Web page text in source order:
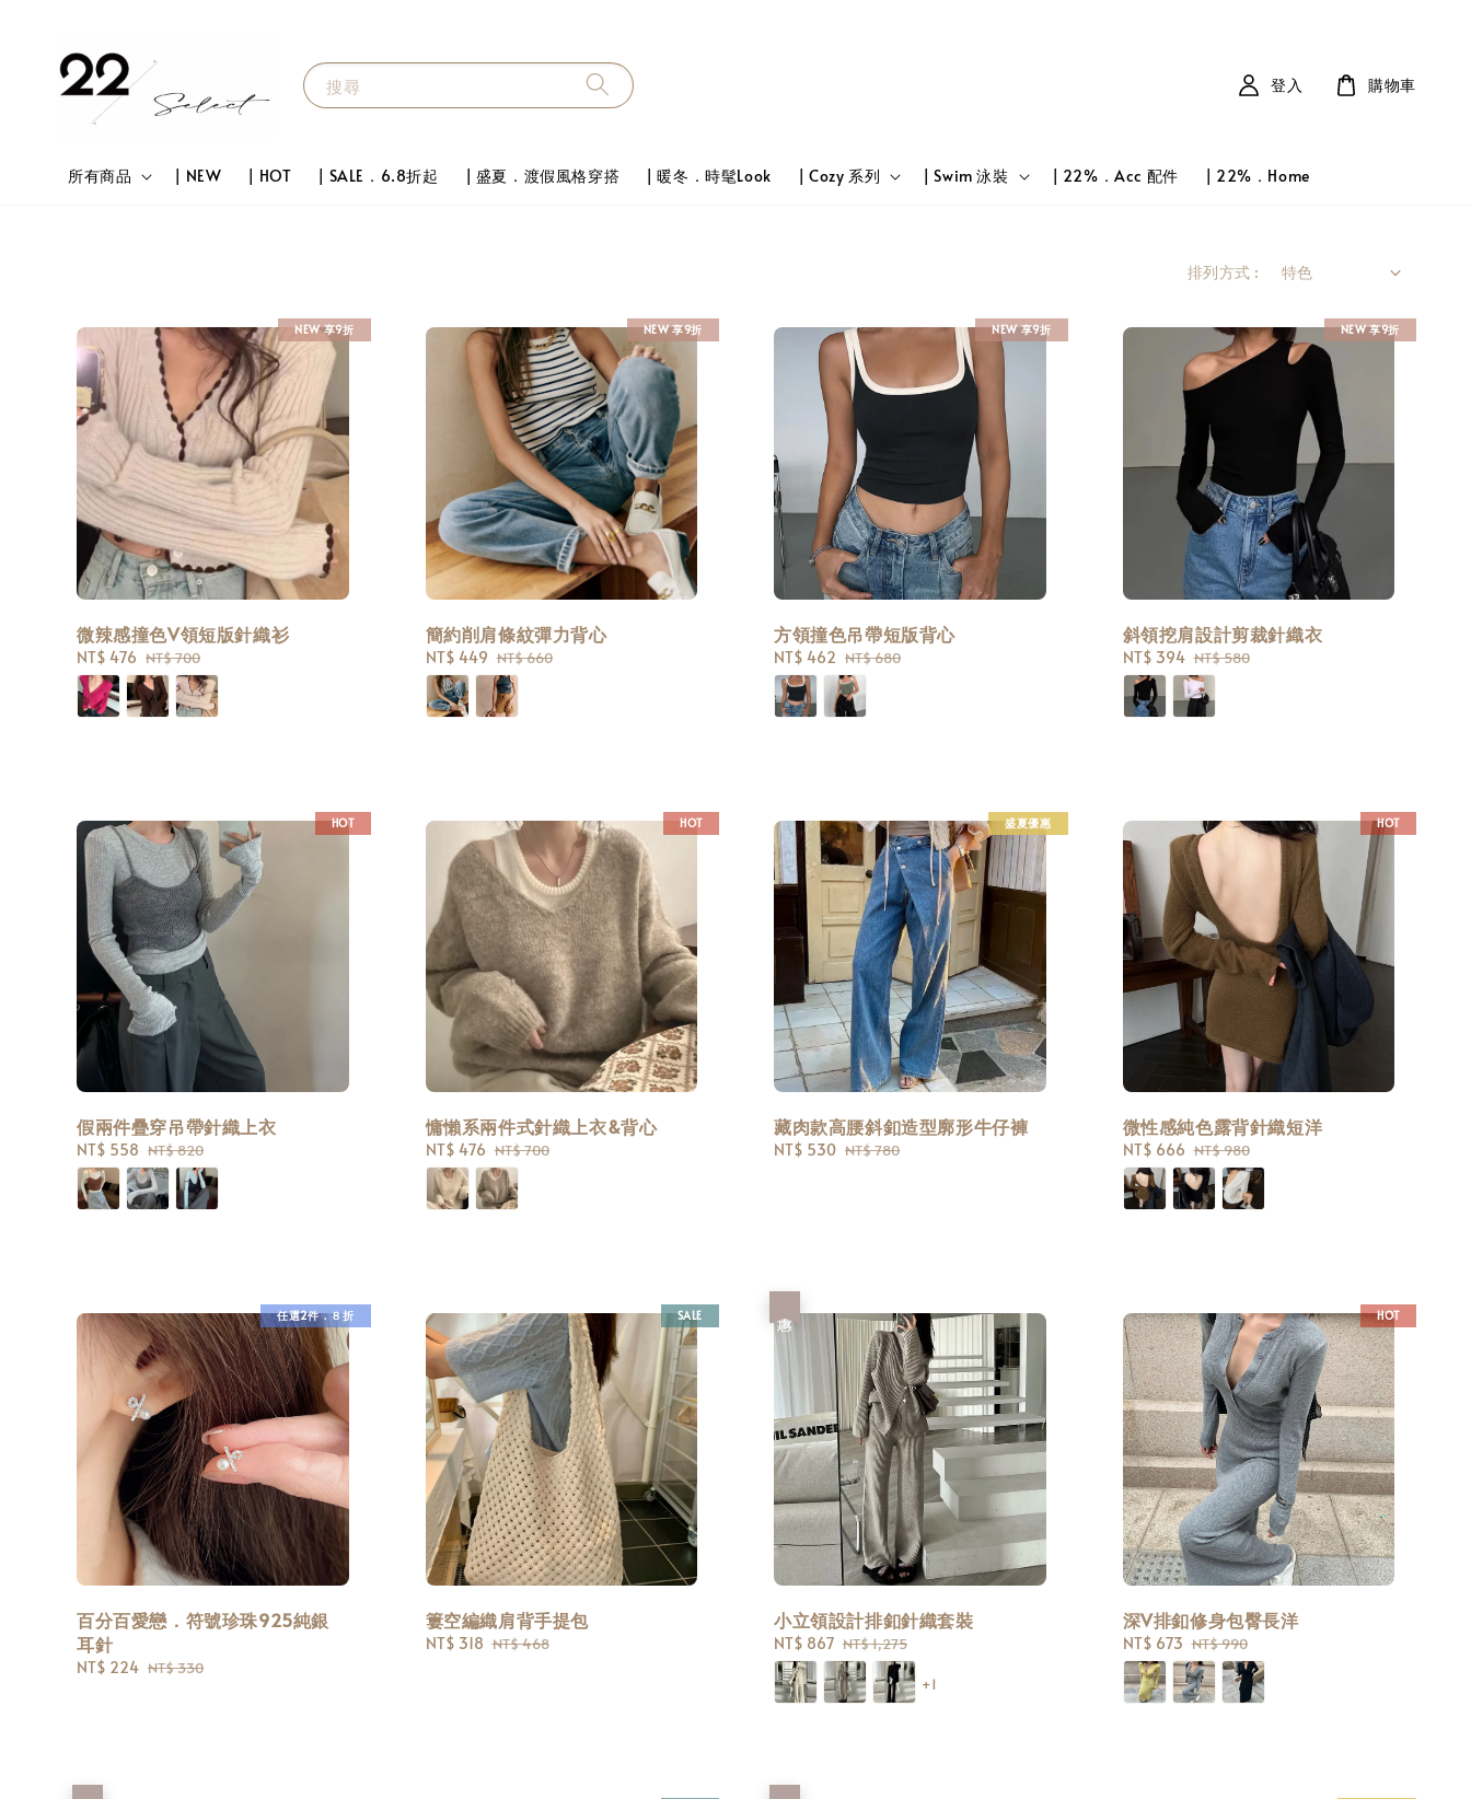
搜尋
所有商品 | NEW | HOT | SALE．6.8折起 | 盛夏．渡假風格穿搭 | 暖冬．時髦Look | Cozy 系列 | Swim 泳裝 | 22%．Acc 配件 | 22%．Home
登入 購物車
排列方式 :
NEW 享9折
微辣感撞色V領短版針織衫
Sale
price
NT$ 476 Regular
price
NT$ 700
NEW 享9折
簡約削肩條紋彈力背心
Sale
price
NT$ 449 Regular
price
NT$ 660
NEW 享9折
方領撞色吊帶短版背心
Sale
price
NT$ 462 Regular
price
NT$ 680
NEW 享9折
斜領挖肩設計剪裁針織衣
Sale
price
NT$ 394 Regular
price
NT$ 580
HOT
假兩件疊穿吊帶針織上衣
Sale
price
NT$ 558 Regular
price
NT$ 820
HOT
慵懶系兩件式針織上衣&背心
Sale
price
NT$ 476 Regular
price
NT$ 700
盛夏優惠
藏肉款高腰斜釦造型廓形牛仔褲
Sale
NT$ 530 Regular
NT$ 780
HOT
微性感純色露背針織短洋
Sale
price
NT$ 666 Regular
price
NT$ 980
任選2件．８折
百分百愛戀．符號珍珠925純銀
耳針
Sale
NT$ 224 Regular
NT$ 330
SALE
簍空編織肩背手提包
Sale
NT$ 318 Regular
NT$ 468
小立領設計排釦針織套裝
Sale
price
NT$ 867 Regular
price
NT$ 1,275
+1
HOT
深V排釦修身包臀長洋
Sale
price
NT$ 673 Regular
price
NT$ 990